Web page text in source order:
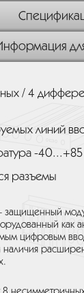
/ 4
линий
-40...+85
разъемы
защищенный
как
цифровым